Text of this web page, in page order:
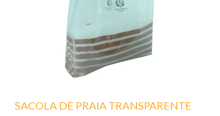
SACOLA DE PRAIA TRANSPARENTE